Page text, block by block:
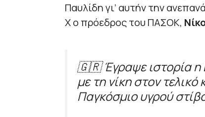
Παυλίδη γι’ αυτήν την
X ο πρόεδρος του ΠΑΣΟΚ,
🇬🇷 Έγραψε ιστορία η
με τη νίκη στον
Παγκόσμιο υγρού